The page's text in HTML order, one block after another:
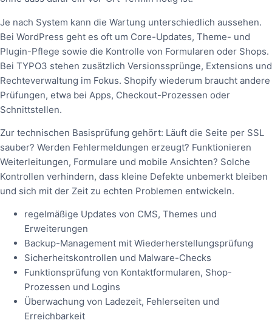
Je nach System kann die Wartung unterschiedlich aussehen.
Bei WordPress geht es oft um Core-Updates, Theme- und
Plugin-Pflege sowie die Kontrolle von Formularen oder Shops.
Bei TYPO3 stehen zusätzlich Versionssprünge, Extensions und
Rechteverwaltung im Fokus. Shopify wiederum braucht andere
Prüfungen, etwa bei Apps, Checkout-Prozessen oder
Schnittstellen.
Zur technischen Basisprüfung gehört: Läuft die Seite per SSL
sauber? Werden Fehlermeldungen erzeugt? Funktionieren
Weiterleitungen, Formulare und mobile Ansichten? Solche
Kontrollen verhindern, dass kleine Defekte unbemerkt bleiben
und sich mit der Zeit zu echten Problemen entwickeln.
regelmäßige Updates von CMS, Themes und
Erweiterungen
Backup-Management mit Wiederherstellungsprüfung
Sicherheitskontrollen und Malware-Checks
Funktionsprüfung von Kontaktformularen, Shop-
Prozessen und Logins
Überwachung von Ladezeit, Fehlerseiten und
Erreichbarkeit